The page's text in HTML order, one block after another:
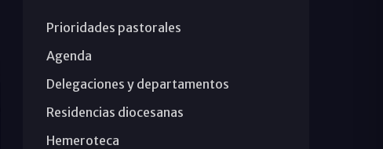
Prioridades pastorales
Agenda
Delegaciones y departamentos
Residencias diocesanas
Hemeroteca